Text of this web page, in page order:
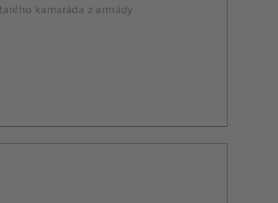
kamaráda z armády